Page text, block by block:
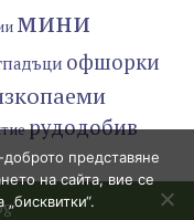
мини
офшорки
рудодобив
доброто представяне
на сайта, вие се